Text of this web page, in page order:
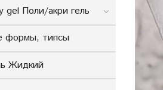
gel Поли/акри гель
формы, типсы
Жидкий